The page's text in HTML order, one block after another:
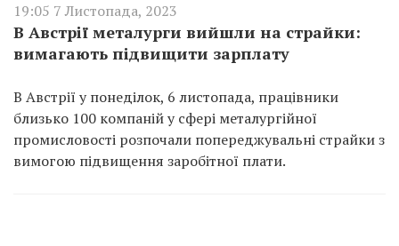
19:05 7 Листопада, 2023
В Австрії металурги вийшли на страйки:
вимагають підвищити зарплату
В Австрії у понеділок, 6 листопада, працівники
близько 100 компаній у сфері металургійної
промисловості розпочали попереджувальні страйки з
вимогою підвищення заробітної плати.